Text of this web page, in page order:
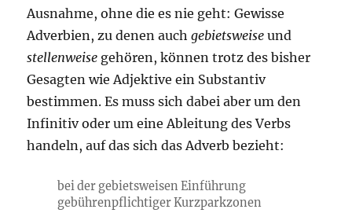
Ausnahme, ohne die es nie geht: Gewisse
Adverbien, zu denen auchgebietsweise und
stellenweise gehören, können trotz des bisher
Gesagten wie Adjektive ein Substantiv
bestimmen. Es muss sich dabei aber um den
Infinitiv oder um eine Ableitung des Verbs
handeln, auf das sich das Adverb bezieht:
bei der gebietsweisen Einführung
gebührenpflichtiger Kurzparkzonen